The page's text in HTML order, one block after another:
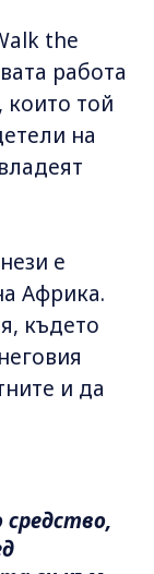
the
работа
които той
на
е
Африка.
където
и да